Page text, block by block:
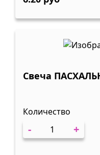
Свеча
Количество
- +